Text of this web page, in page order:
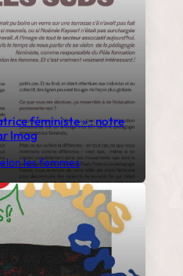
féministe » : notre
Imag
les femmes